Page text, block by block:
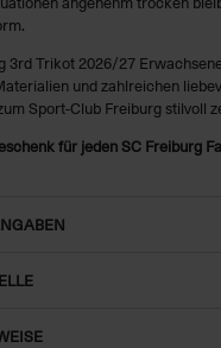
3rd Trikot 2026/27
und zahlreichen
Sport-Club Freiburg stilvoll
für jeden SC Freiburg